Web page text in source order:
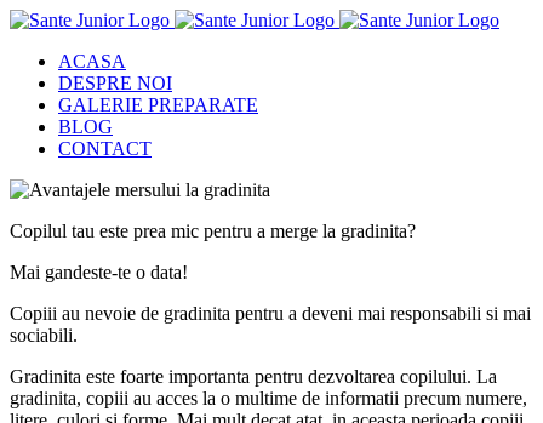
Skip
contentACASA
DESPRE NOI
GALERIE PREPARATE
BLOG
CONTACT
Copilul tau este prea mic pentru a merge la gradinita?
Mai gandeste-te o data!
Copiii au nevoie de gradinita pentru a deveni mai responsabili si mai
sociabili.
Gradinita este foarte importanta pentru dezvoltarea copilului. La
gradinita, copiii au acces la o multime de informatii precum numere,